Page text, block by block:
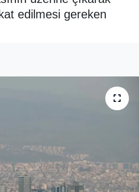
edilmesi gereken